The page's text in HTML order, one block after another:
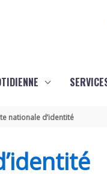
nationale d’identité